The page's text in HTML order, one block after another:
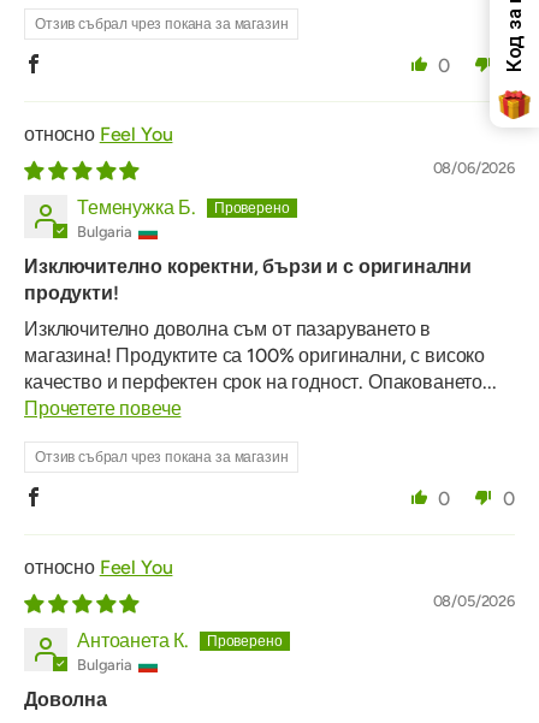
Отзив събрал чрез покана за магазин
0 0
Feel You
08/06/2026
Теменужка Б.
Bulgaria
Изключително коректни, бързи и с оригинални
продукти!
Изключително доволна съм от пазаруването в
магазина! Продуктите са 100% оригинални, с високо
качество и перфектен срок на годност. Опаковането...
Прочетете повече
Отзив събрал чрез покана за магазин
0 0
Feel You
08/05/2026
Антоанета К.
Bulgaria
Доволна